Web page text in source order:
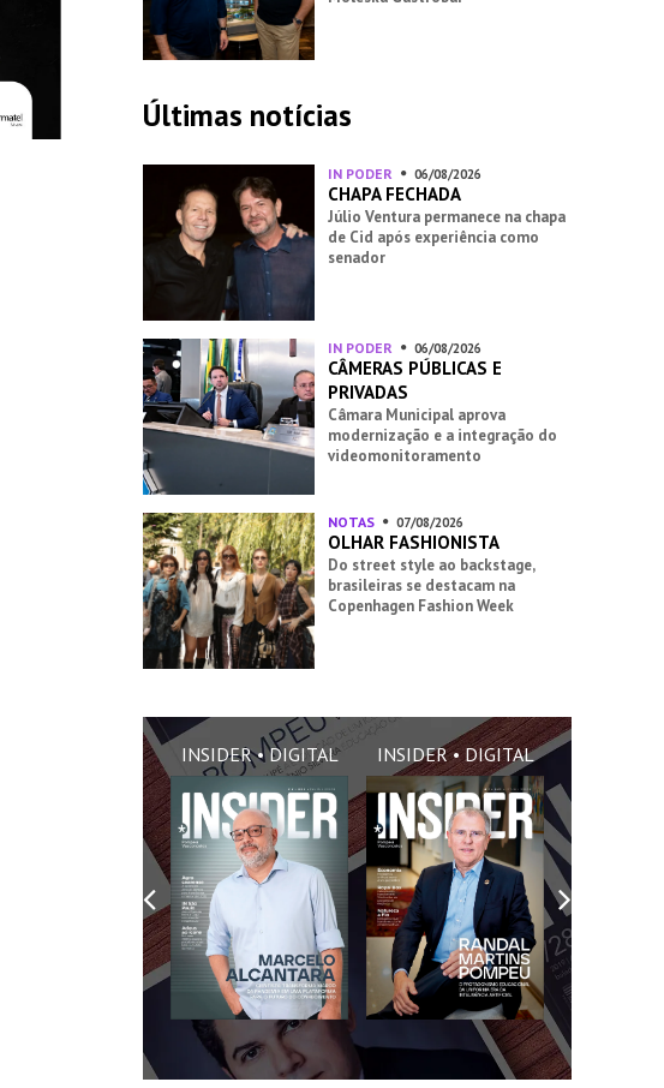
Últimas notícias
IN PODER 06/08/2026
CHAPA FECHADA
Júlio Ventura permanece na chapa
de Cid após experiência como
senador
IN PODER 06/08/2026
CÂMERAS PÚBLICAS E
PRIVADAS
Câmara Municipal aprova
modernização e a integração do
videomonitoramento
NOTAS 07/08/2026
OLHAR FASHIONISTA
Do street style ao backstage,
brasileiras se destacam na
Copenhagen Fashion Week
INSIDER • DIGITAL INSIDER • DIGITAL